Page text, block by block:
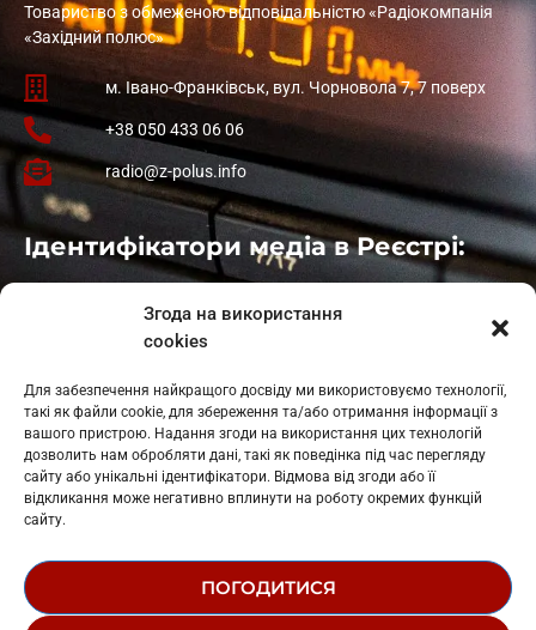
Згода на використання
cookies
Для забезпечення найкращого досвіду ми використовуємо технології,
такі як файли cookie, для збереження та/або отримання інформації з
вашого пристрою. Надання згоди на використання цих технологій
дозволить нам обробляти дані, такі як поведінка під час перегляду
сайту або унікальні ідентифікатори. Відмова від згоди або її
відкликання може негативно вплинути на роботу окремих функцій
сайту.
ПОГОДИТИСЯ
Товариство з обмеженою відповідальністю «Радіокомпанія
«Західний полюс»
м. Івано-Франківськ, вул. Чорновола 7, 7 поверх
+38 050 433 06 06
radio@z-polus.info
Ідентифікатори медіа в Реєстрі:
: L11-01410
: L11-01801
Косів: L11-01805
Гарасимів: L11-02274
© 1995-2026 РК «ЗАХІДНИЙ ПОЛЮС»